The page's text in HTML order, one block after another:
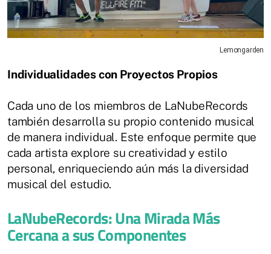
Lemongarden
Individualidades con Proyectos Propios
Cada uno de los miembros de LaNubeRecords
también desarrolla su propio contenido musical
de manera individual. Este enfoque permite que
cada artista explore su creatividad y estilo
personal, enriqueciendo aún más la diversidad
musical del estudio.
LaNubeRecords: Una Mirada Más
Cercana a sus Componentes